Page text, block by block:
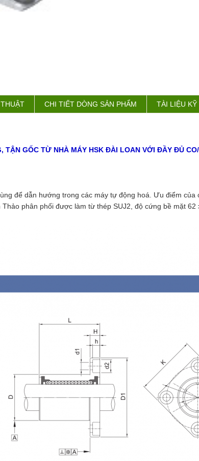
CHI TIẾT DÒNG SẢN PHẨM TÀI LIỆU KỸ
TẬN GỐC TỪ NHÀ MÁY HSK ĐÀI LOAN VỚI ĐẦY ĐỦ
để dẫn hướng trong các máy tự động hoá. Ưu điểm
phân phối được làm từ thép SUJ2, độ cứng bề mặt 62